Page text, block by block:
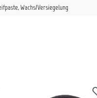
, Wachs/Versiegelung